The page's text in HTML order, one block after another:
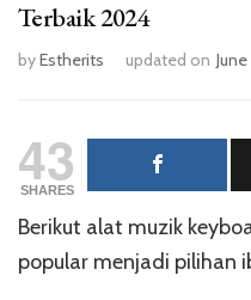
Terbaik 2024
byEstherits updated on
43
SHARES
Berikut alat muzik
popular menjadi pilihan